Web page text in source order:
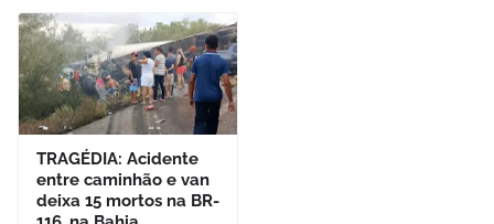
TRAGÉDIA: Acidente
entre caminhão e van
deixa 15 mortos na BR-